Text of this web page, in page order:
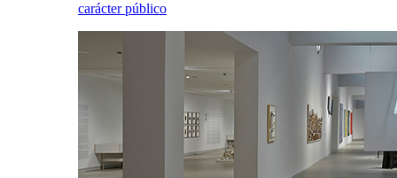
carácter público